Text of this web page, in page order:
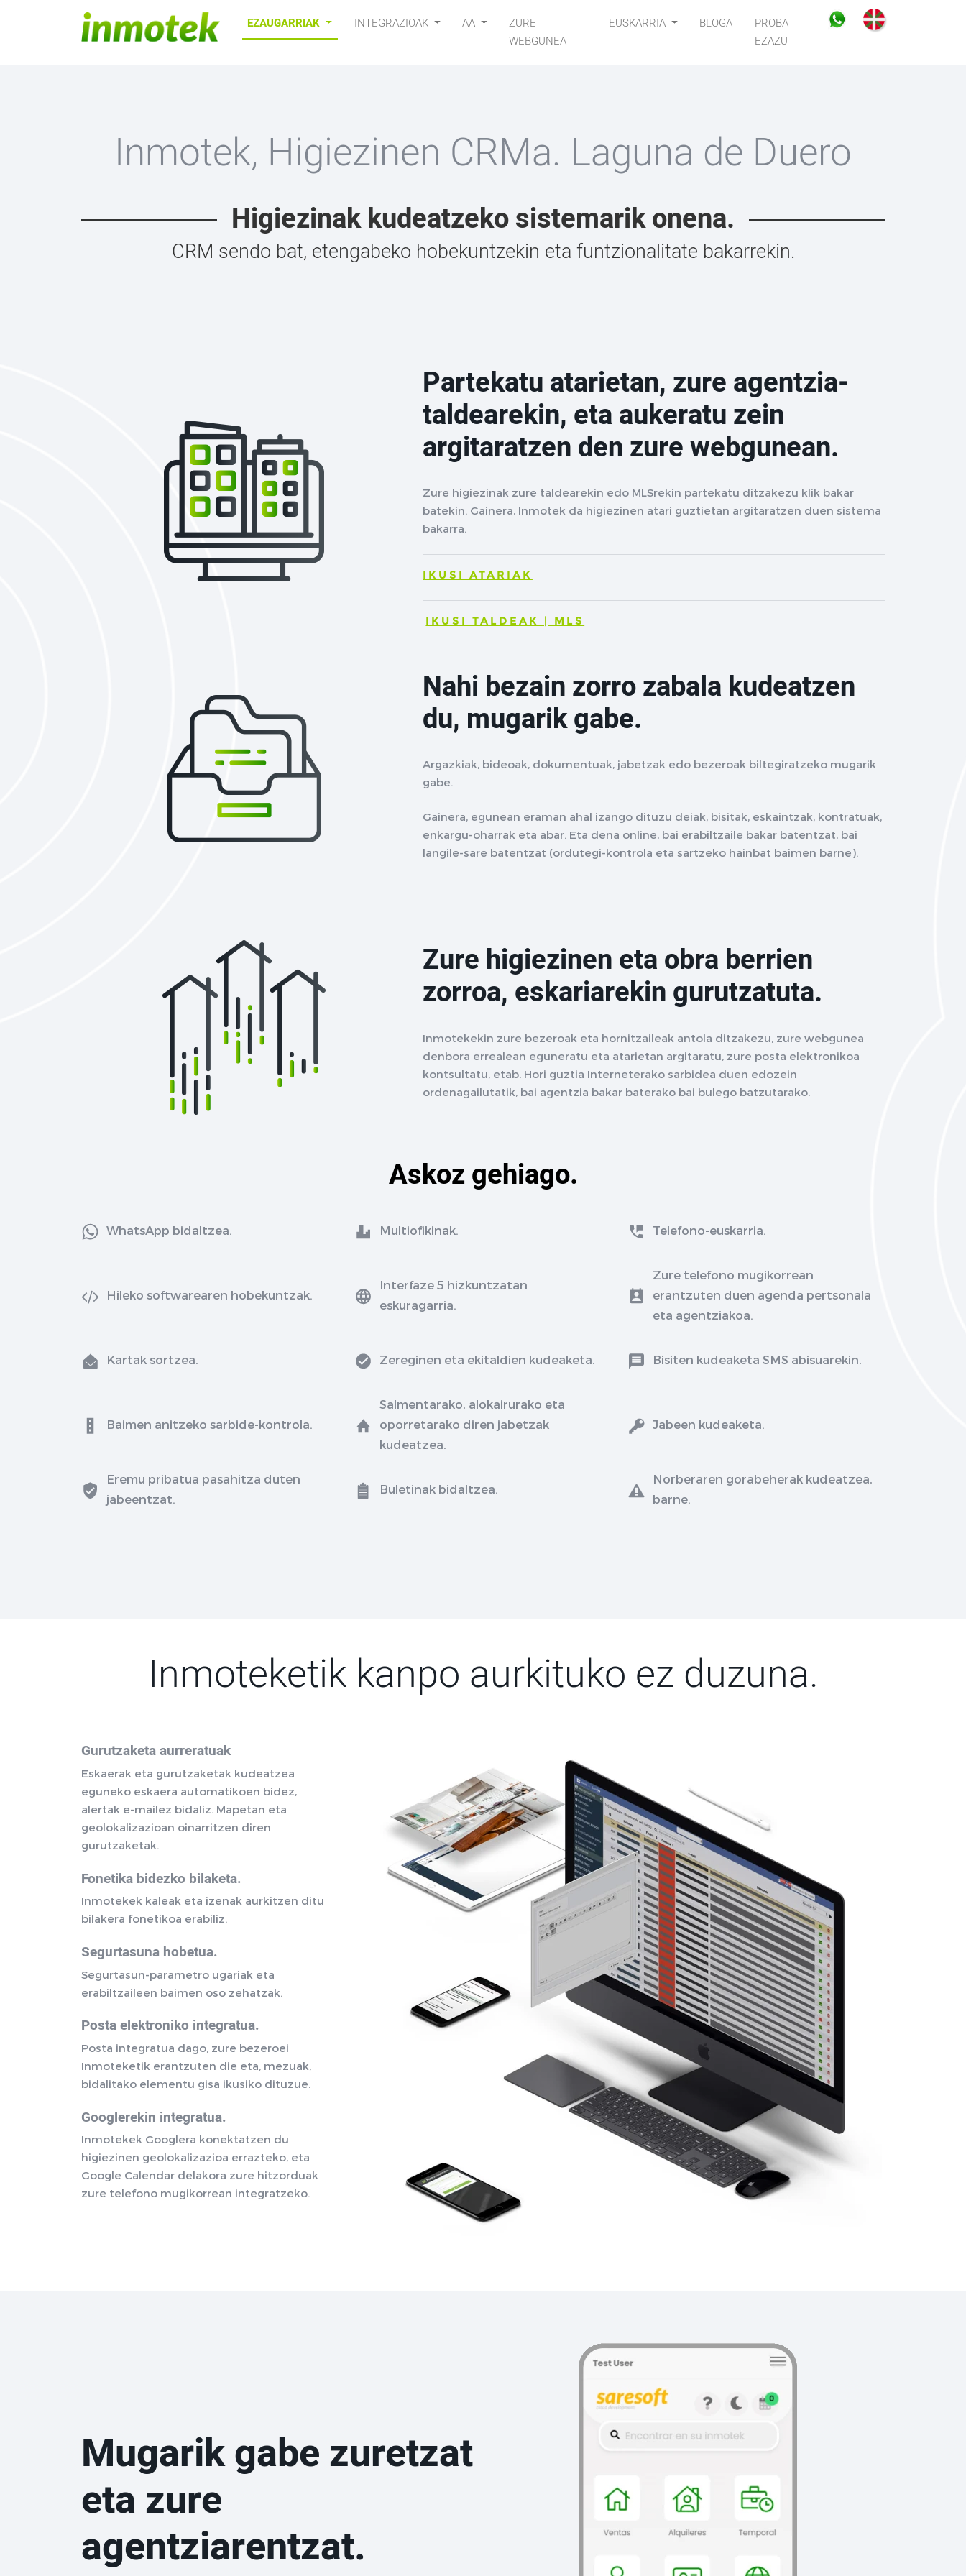
EZAUGARRIAK INTEGRAZIOAK AA
ZURE
WEBGUNEA
EUSKARRIA BLOGA
PROBA
EZAZU
Inmotek, Higiezinen CRMa. Laguna de Duero
Higiezinak kudeatzeko sistemarik onena.
CRM sendo bat, etengabeko hobekuntzekin eta funtzionalitate bakarrekin.
Partekatu atarietan, zure agentzia-
taldearekin, eta aukeratu zein
argitaratzen den zure webgunean.
Zure higiezinak zure taldearekin edo MLSrekin partekatu ditzakezu klik bakar
batekin. Gainera, Inmotek da higiezinen atari guztietan argitaratzen duen sistema
bakarra.
IKUSI ATARIAK
IKUSI TALDEAK | MLS
Nahi bezain zorro zabala kudeatzen
du, mugarik gabe.
Argazkiak, bideoak, dokumentuak, jabetzak edo bezeroak biltegiratzeko mugarik
gabe.
Gainera, egunean eraman ahal izango dituzu deiak, bisitak, eskaintzak, kontratuak,
enkargu-oharrak eta abar. Eta dena online, bai erabiltzaile bakar batentzat, bai
langile-sare batentzat (ordutegi-kontrola eta sartzeko hainbat baimen barne).
Zure higiezinen eta obra berrien
zorroa, eskariarekin gurutzatuta.
Inmotekekin zure bezeroak eta hornitzaileak antola ditzakezu, zure webgunea
denbora errealean eguneratu eta atarietan argitaratu, zure posta elektronikoa
kontsultatu, etab. Hori guztia Interneterako sarbidea duen edozein
ordenagailutatik, bai agentzia bakar baterako bai bulego batzutarako.
Askoz gehiago.
WhatsApp bidaltzea. Multiofikinak. Telefono-euskarria.
Hileko softwarearen hobekuntzak.
Interfaze 5 hizkuntzatan
eskuragarria.
Zure telefono mugikorrean
erantzuten duen agenda pertsonala
eta agentziakoa.
Kartak sortzea. Zereginen eta ekitaldien kudeaketa. Bisiten kudeaketa SMS abisuarekin.
Baimen anitzeko sarbide-kontrola.
Salmentarako, alokairurako eta
oporretarako diren jabetzak
kudeatzea.
Jabeen kudeaketa.
Eremu pribatua pasahitza duten
jabeentzat.
Buletinak bidaltzea.
Norberaren gorabeherak kudeatzea,
barne.
Inmoteketik kanpo aurkituko ez duzuna.
Gurutzaketa aurreratuak
Eskaerak eta gurutzaketak kudeatzea
eguneko eskaera automatikoen bidez,
alertak e-mailez bidaliz. Mapetan eta
geolokalizazioan oinarritzen diren
gurutzaketak.
Fonetika bidezko bilaketa.
Inmotekek kaleak eta izenak aurkitzen ditu
bilakera fonetikoa erabiliz.
Segurtasuna hobetua.
Segurtasun-parametro ugariak eta
erabiltzaileen baimen oso zehatzak.
Posta elektroniko integratua.
Posta integratua dago, zure bezeroei
Inmoteketik erantzuten die eta, mezuak,
bidalitako elementu gisa ikusiko dituzue.
Googlerekin integratua.
Inmotekek Googlera konektatzen du
higiezinen geolokalizazioa errazteko, eta
Google Calendar delakora zure hitzorduak
zure telefono mugikorrean integratzeko.
Mugarik gabe zuretzat
eta zure
agentziarentzat.